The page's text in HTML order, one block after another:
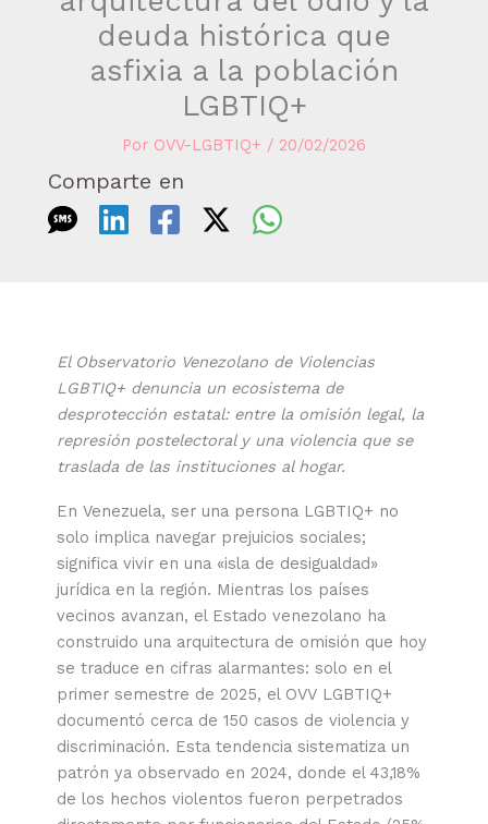
deuda histórica que
asfixia a la población
LGBTIQ+
Por OVV-LGBTIQ+ / 20/02/2026
Comparte en
El Observatorio Venezolano de Violencias
LGBTIQ+ denuncia un ecosistema de
desprotección estatal: entre la omisión legal, la
represión postelectoral y una violencia que se
traslada de las instituciones al hogar.
En Venezuela, ser una persona LGBTIQ+ no
solo implica navegar prejuicios sociales;
significa vivir en una «isla de desigualdad»
jurídica en la región. Mientras los países
vecinos avanzan, el Estado venezolano ha
construido una arquitectura de omisión que hoy
se traduce en cifras alarmantes: solo en el
primer semestre de 2025, el OVV LGBTIQ+
documentó cerca de 150 casos de violencia y
discriminación. Esta tendencia sistematiza un
patrón ya observado en 2024, donde el 43,18%
de los hechos violentos fueron perpetrados